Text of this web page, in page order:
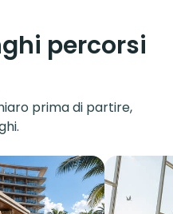
percorsi
prima di partire,